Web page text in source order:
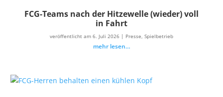
FCG-Teams nach der Hitzewelle (wieder) voll
in Fahrt
veröffentlicht am 6. Juli 2026 | Presse, Spielbetrieb
mehr lesen…